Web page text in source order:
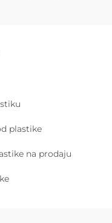
plastike
na prodaju